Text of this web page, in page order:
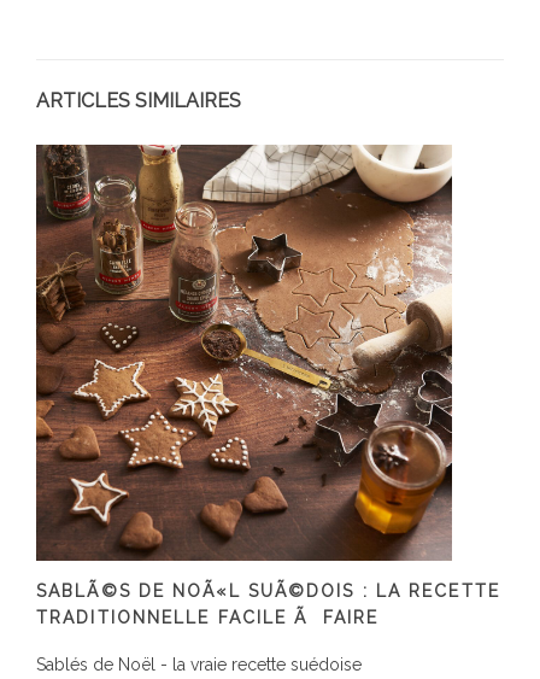
ARTICLES SIMILAIRES
SABLÃ©S DE NOÃ«L SUÃ©DOIS : LA RECETTE
TRADITIONNELLE FACILE Ã FAIRE
Sablés de Noël - la vraie recette suédoise